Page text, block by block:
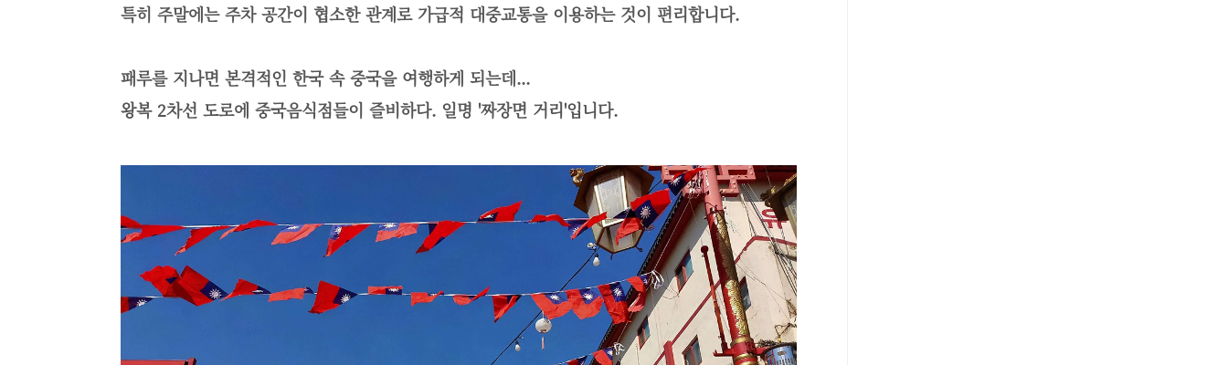
특히 주말에는 주차 공간이 협소한 관계로 가급적 대중교통을 이용하는 것이 편리합니다.
패루를 지나면 본격적인 한국 속 중국을 여행하게 되는데...
왕복 2차선 도로에 중국음식점들이 즐비하다. 일명 '짜장면 거리'입니다.